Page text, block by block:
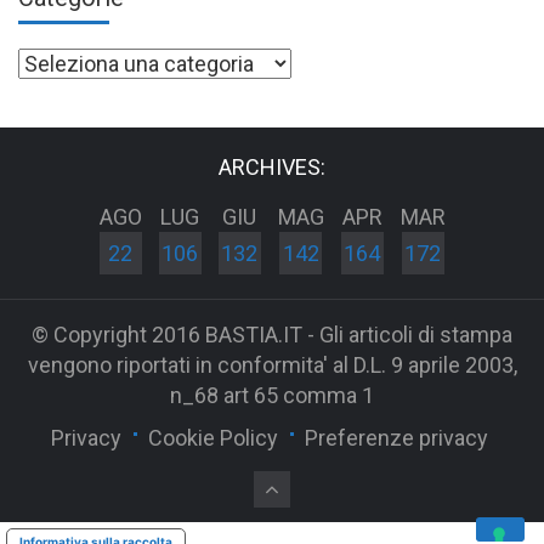
Categorie
ARCHIVES:
AGO
22
LUG
106
GIU
132
MAG
142
APR
164
MAR
172
© Copyright 2016 BASTIA.IT - Gli articoli di stampa
vengono riportati in conformita' al D.L. 9 aprile 2003,
n_68 art 65 comma 1
Privacy
Cookie Policy Preferenze privacy
Informativa sulla raccolta